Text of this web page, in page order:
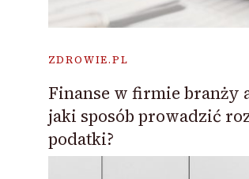
ZDROWIE.PL
Finanse w firmie branży
jaki sposób prowadzić
podatki?